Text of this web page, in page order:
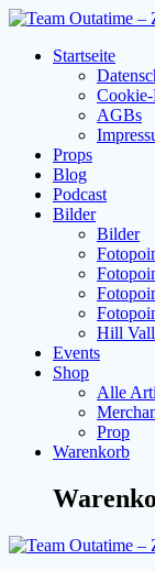
Zum
springenStartseite
AGBs
Props
Blog
Podcast
Bilder
Bilder
Hill
Events
Shop
Alle
Prop
Warenkorb